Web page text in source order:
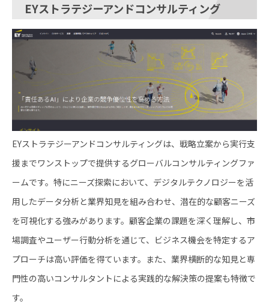
EYストラテジーアンドコンサルティング
EYストラテジーアンドコンサルティングは、戦略立案から実行支
援までワンストップで提供するグローバルコンサルティングファ
ームです。特にニーズ探索において、デジタルテクノロジーを活
用したデータ分析と業界知見を組み合わせ、潜在的な顧客ニーズ
を可視化する強みがあります。顧客企業の課題を深く理解し、市
場調査やユーザー行動分析を通じて、ビジネス機会を特定するア
プローチは高い評価を得ています。また、業界横断的な知見と専
門性の高いコンサルタントによる実践的な解決策の提案も特徴で
す。